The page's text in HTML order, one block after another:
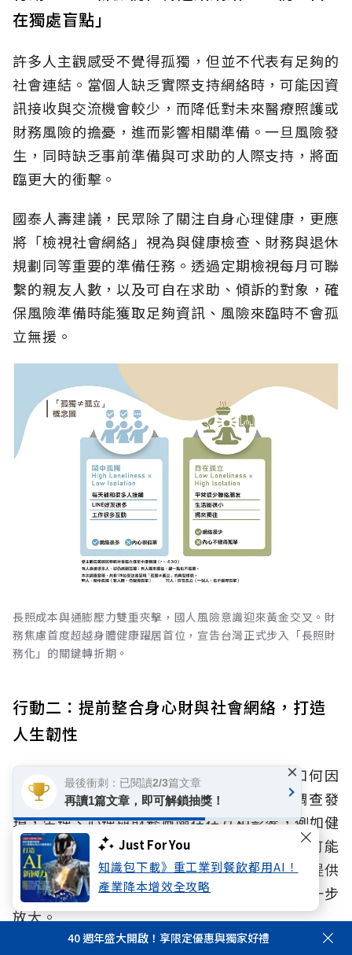
Just For You
知識包下載》重工業到餐飲都用AI！
產業降本增效全攻略
在獨處盲點」
許多人主觀感受不覺得孤獨，但並不代表有足夠的
社會連結。當個人缺乏實際支持網絡時，可能因資
訊接收與交流機會較少，而降低對未來醫療照護或
財務風險的擔憂，進而影響相關準備。一旦風險發
生，同時缺乏事前準備與可求助的人際支持，將面
臨更大的衝擊。
國泰人壽建議，民眾除了關注自身心理健康，更應
將「檢視社會網絡」視為與健康檢查、財務與退休
規劃同等重要的準備任務。透過定期檢視每月可聯
繫的親友人數，以及可自在求助、傾訴的對象，確
保風險準備時能獲取足夠資訊、風險來臨時不會孤
立無援。
長照成本與通膨壓力雙重夾擊，國人風險意識迎來黃金交叉。財
務焦慮首度超越身體健康躍居首位，宣告台灣正式步入「長照財
務化」的關鍵轉折期。
行動二：提前整合身心財與社會網絡，打造
人生韌性
人生風險管理的關鍵，不在於風險發生後如何因
應，而在於風險發生前是否已做好準備。調查發
現，生理、心理與財務風險往往互相影響，例如健
康惡化可能增加照護與醫療支出，財務壓力也可能
加重心理負擔。同時面臨孤獨或孤立，缺乏可提供
資訊與支持的人際網絡，這些風險更可能被進一步
放大。
40 週年盛大開啟！享限定優惠與獨家好禮
最後衝刺：已閱讀2/3篇文章
再讀1篇文章，即可解鎖抽獎！
×